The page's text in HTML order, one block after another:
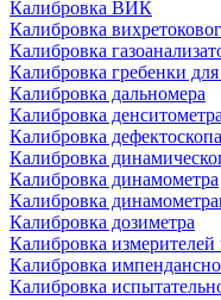
Калибровка ВИК
Калибровка
Калибровка
Калибровка гребенки
Калибровка дальномера
Калибровка денситометра
Калибровка дефектоскопа
Калибровка
Калибровка динамометра
Калибровка
Калибровка дозиметра
Калибровка измерителей
Калибровка
Калибровка